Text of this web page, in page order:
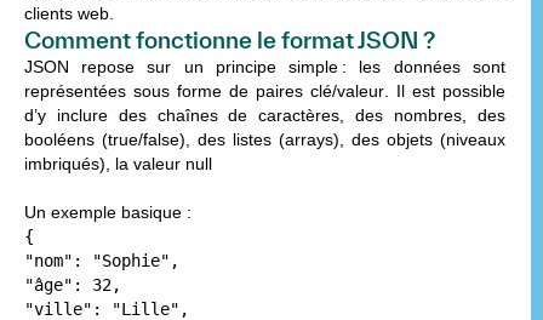
clients web
Comment fonctionne le format JSON ?
JSON repose sur un principe simple : les données sont
représentées sous forme de paires clé/valeur. Il est possible
d’y inclure des chaînes de caractères, des nombres, des
booléens (true/false), des listes (arrays), des objets (niveaux
imbriqués), la valeur null
Un exemple basique :
{
"nom" : "Sophie" ,
"âge" : 32,
"ville" : "Lille" ,